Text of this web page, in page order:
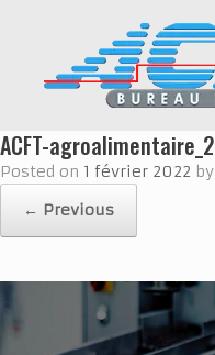
ACFT-agroalimentaire_2
Posted on 1 février 2022 by
← Previous